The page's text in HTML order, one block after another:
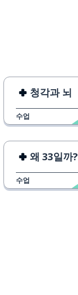
청각과 뇌
수업
왜 33일까?
수업